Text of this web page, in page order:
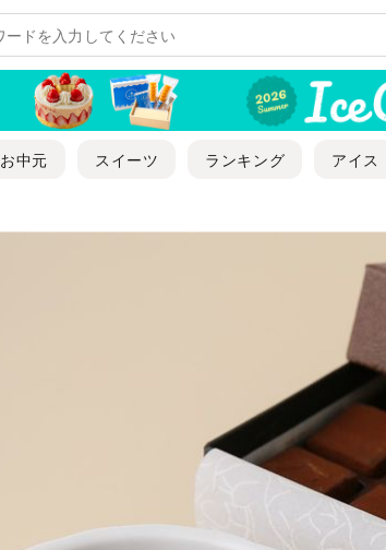
お中元 スイーツ ランキング アイス